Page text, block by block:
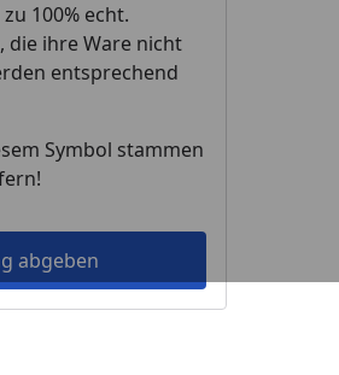
100% echt.
die ihre Ware nicht
entsprechend
Symbol stammen
abgeben